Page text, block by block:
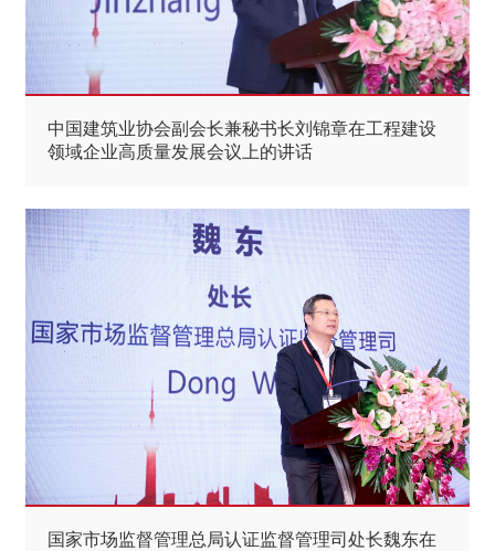
中国建筑业协会副会长兼秘书长刘锦章在工程建设
领域企业高质量发展会议上的讲话
国家市场监督管理总局认证监督管理司处长魏东在